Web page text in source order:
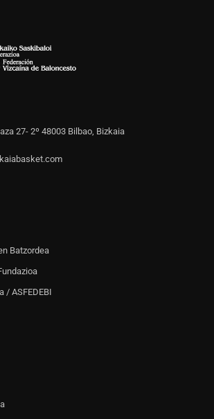
27- 2º 48003 Bilbao, Bizkaia
Batzordea
/ ASFEDEBI